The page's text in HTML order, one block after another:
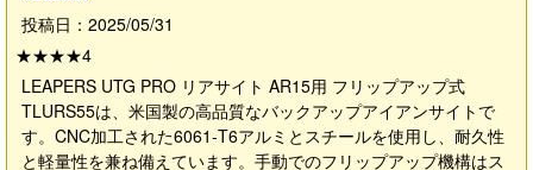
投稿日：2025/05/31
★★★★4
LEAPERS UTG PRO リアサイト AR15用 フリップアップ式
TLURS55は、米国製の高品質なバックアップアイアンサイトで
す。CNC加工された6061-T6アルミとスチールを使用し、耐久性
と軽量性を兼ね備えています。手動でのフリップアップ機構はス